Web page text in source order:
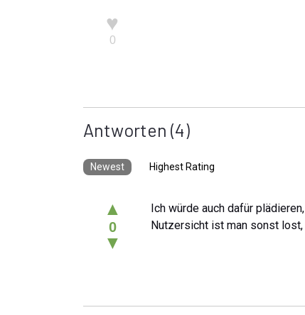
♥
0
Antworten (4)
Newest Highest Rating
▲
0
▼
Ich würde auch dafür
Nutzersicht ist man sonst lost,